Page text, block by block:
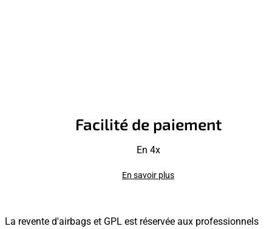
Facilité de paiement
En 4x
En savoir plus
La revente d'airbags et GPL est réservée aux professionnels